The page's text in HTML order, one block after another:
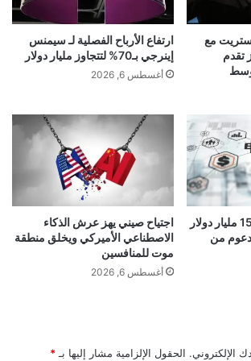
مع
تقدم
ارتفاع الأرباح الفصلية لـ سيمنس
إينرجي بـ70% لتتجاوز مليار دولار
أغسطس 6, 2026
بنوك تطرح سندات بـ 15 مليار دولار
من
اجتياح صيني يهز عرش الذكاء
الاصطناعي الأميركي ويخلق منطقة
موت للمنافسين
أغسطس 6, 2026
الإلكتروني. الحقول الإلزامية مشار إليها بـ *